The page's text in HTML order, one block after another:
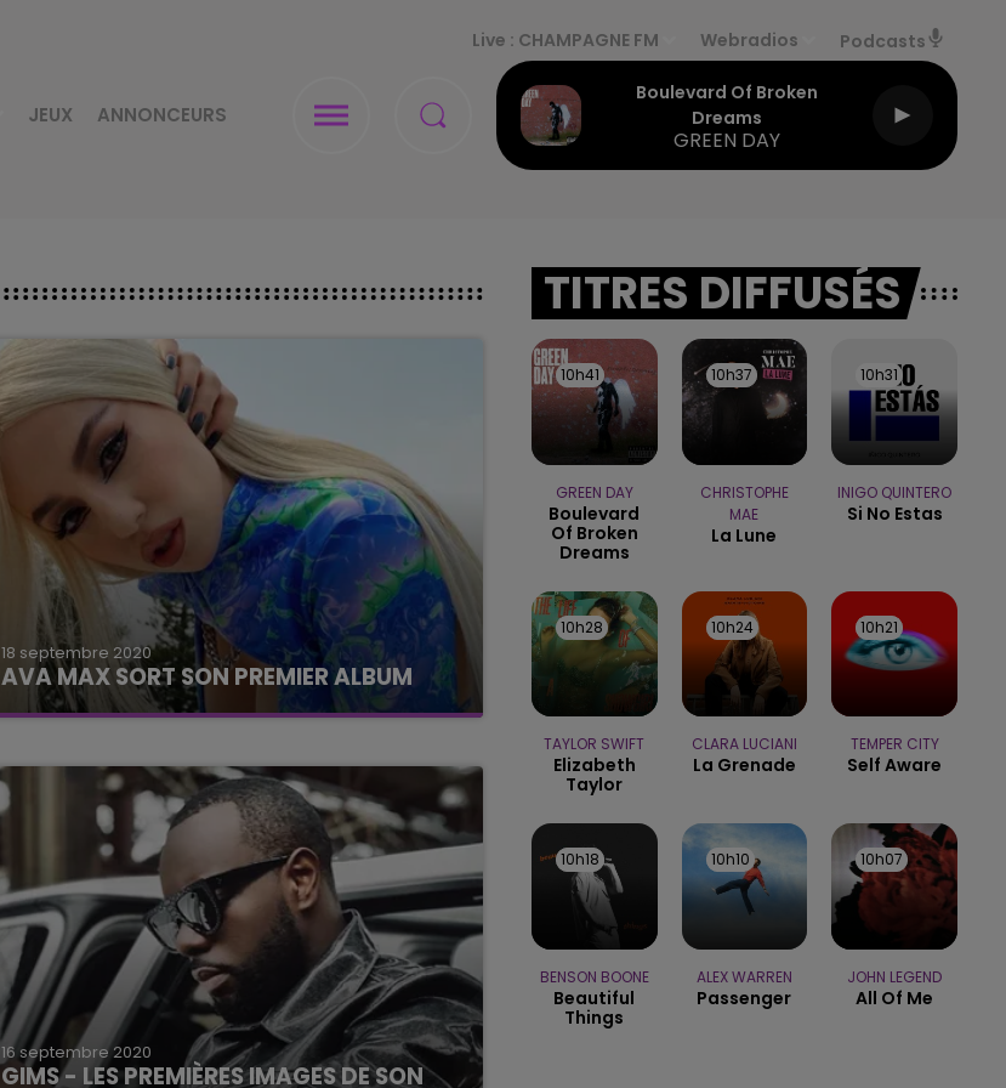
JEUX ANNONCEURS
Live : CHAMPAGNE FM Webradios Podcasts
Boulevard Of Broken
Dreams
GREEN DAY
18 septembre 2020
AVA MAX SORT SON PREMIER ALBUM
A 26 ans, elle compte dépoussiérer la pop.
16 septembre 2020
GIMS - LES PREMIÈRES IMAGES DE SON
TITRES DIFFUSÉS
10h41
10h41
GREEN DAY
Boulevard
Of Broken
Dreams
10h37
10h37
CHRISTOPHE
MAE
La Lune
10h31
10h31
INIGO QUINTERO
Si No Estas
10h28
10h28
TAYLOR SWIFT
Elizabeth
Taylor
10h24
10h24
CLARA LUCIANI
La Grenade
10h21
10h21
TEMPER CITY
Self Aware
10h18
10h18
BENSON BOONE
Beautiful
Things
10h10
10h10
ALEX WARREN
Passenger
10h07
10h07
JOHN LEGEND
All Of Me